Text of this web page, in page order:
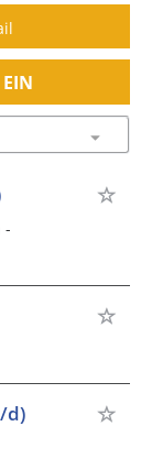
-
d)